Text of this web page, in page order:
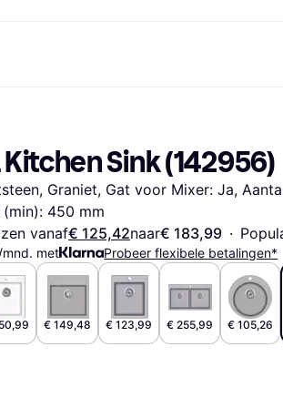
delen
dagen
Winkeloverzicht
Lidmaatschappen
Vrienden uitnodigen
Saldo
Vaste
Gezondheid &
Schoonheid
Kleding
Speelgoed
Huizen en Interieurs
Geluid & Beeld
Sport en Outdoor
Computers
Klussen
Telefoons & Wearables
Kinderen en Familie
Gemotoriseerde
Tuin en Terras
Keukenapparaten
Huishoudapparaten
Boeken, Films en
Sink (142956)
Graniet, Gat voor Mixer: Ja,
450 mm
vanaf€ 125,42naar€ 183,99 ·
mnd. met Probeer flexibele betalingen*
€ 149,48 € 123,99 € 255,99 € 105,26